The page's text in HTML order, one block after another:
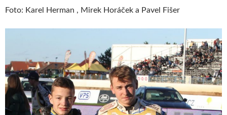
Foto: Karel Herman , Mirek Horáček a Pavel Fišer